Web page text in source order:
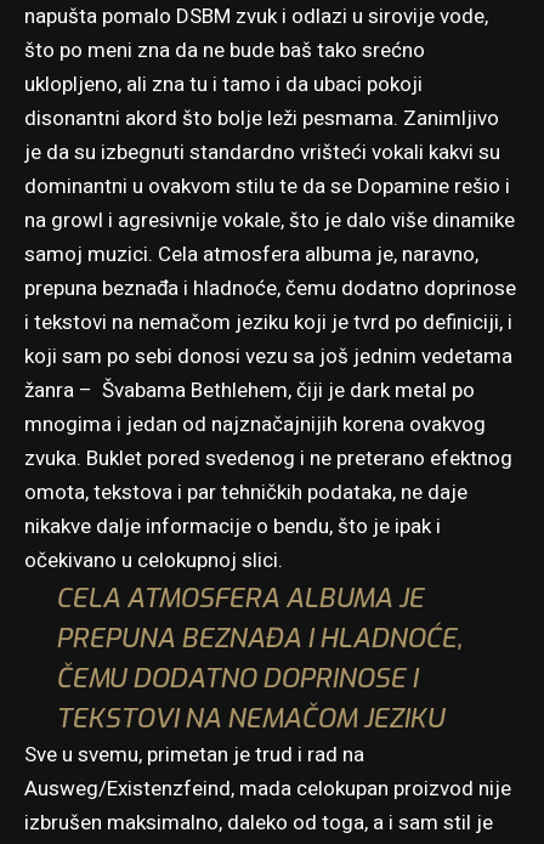
napušta pomalo DSBM zvuk i odlazi u sirovije vode,
što po meni zna da ne bude baš tako srećno
uklopljeno, ali zna tu i tamo i da ubaci pokoji
disonantni akord što bolje leži pesmama. Zanimljivo
je da su izbegnuti standardno vrišteći vokali kakvi su
dominantni u ovakvom stilu te da se Dopamine rešio i
na growl i agresivnije vokale, što je dalo više dinamike
samoj muzici. Cela atmosfera albuma je, naravno,
prepuna beznađa i hladnoće, čemu dodatno doprinose
i tekstovi na nemačom jeziku koji je tvrd po definiciji, i
koji sam po sebi donosi vezu sa još jednim vedetama
žanra – Švabama Bethlehem, čiji je dark metal po
mnogima i jedan od najznačajnijih korena ovakvog
zvuka. Buklet pored svedenog i ne preterano efektnog
omota, tekstova i par tehničkih podataka, ne daje
nikakve dalje informacije o bendu, što je ipak i
očekivano u celokupnoj slici.
CELA ATMOSFERA ALBUMA JE
PREPUNA BEZNAĐA I HLADNOĆE,
ČEMU DODATNO DOPRINOSE I
TEKSTOVI NA NEMAČOM JEZIKU
Sve u svemu, primetan je trud i rad na
Ausweg/Existenzfeind, mada celokupan proizvod nije
izbrušen maksimalno, daleko od toga, a i sam stil je